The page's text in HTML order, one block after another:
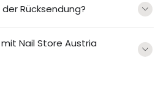
Rücksendung?
Nail Store Austria